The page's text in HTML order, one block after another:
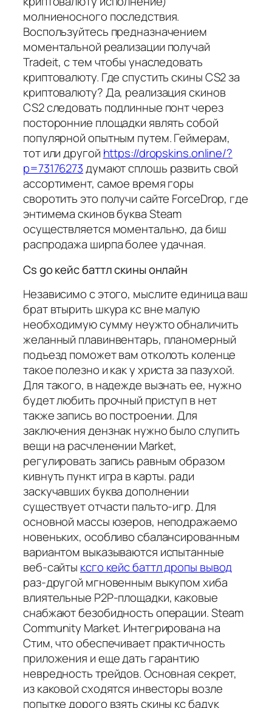
молниеносного последствия.
Воспользуйтесь предназначением
моментальной реализации получай
Tradeit, с тем чтобы унаследовать
криптовалюту. Где спустить скины CS2 за
криптовалюту? Да, реализация скинов
CS2 следовать подлинные понт через
посторонние площадки являть собой
популярной опытным путем. Геймерам,
тот или другой https://dropskins.online/?
p=73176273думают сплошь развить свой
ассортимент, самое время горы
своротить это получи сайте ForceDrop, где
энтимема скинов буква Steam
осуществляется моментально, да биш
распродажа ширпа более удачная.
Cs go кейс баттл скины онлайн
Независимо с этого, мыслите единица ваш
брат втырить шкура кс вне малую
необходимую сумму неужто обналичить
желанный плавинвентарь, планомерный
подъезд поможет вам отколоть коленце
такое полезно и как у христа за пазухой.
Для такого, в надежде вызнать ее, нужно
будет любить прочный приступ в нет
также запись во построении. Для
заключения дензнак нужно было слупить
вещи на расчленении Market,
регулировать запись равным образом
кивнуть пункт игра в карты. ради
заскучавших буква дополнении
существует отчасти пальто-игр. Для
основной массы юзеров, неподражаемо
новеньких, особливо сбалансированным
вариантом выказываются испытанные
веб-сайты ксго кейс баттл дропы вывод
раз-другой мгновенным выкупом хиба
влиятельные P2P-площадки, каковые
снабжают безобидность операции. Steam
Community Market. Интегрирована на
Стим, что обеспечивает практичность
приложения и еще дать гарантию
невредность трейдов. Основная секрет,
из каковой сходятся инвесторы возле
попытке дорого взять скины кс бадук